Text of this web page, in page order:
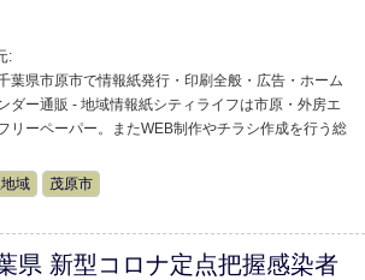
:
葉県市原市で情報紙発行・印刷全般・広告・ホーム
ダー通販 - 地域情報紙シティライフは市原・外房エ
リーペーパー。またWEB制作やチラシ作成を行う総
域
茂原市
県 新型コロナ定点把握感染者